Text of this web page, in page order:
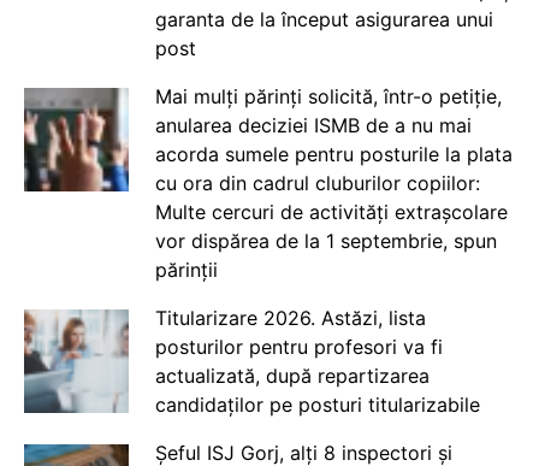
garanta de la început asigurarea unui
post
Mai mulți părinți solicită, într-o petiție,
anularea deciziei ISMB de a nu mai
acorda sumele pentru posturile la plata
cu ora din cadrul cluburilor copiilor:
Multe cercuri de activități extrașcolare
vor dispărea de la 1 septembrie, spun
părinții
Titularizare 2026. Astăzi, lista
posturilor pentru profesori va fi
actualizată, după repartizarea
candidaților pe posturi titularizabile
Șeful ISJ Gorj, alți 8 inspectori și